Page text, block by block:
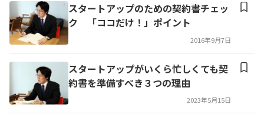
スタートアップのための契約書チェッ
ク 「ココだけ！」ポイント
2016年9月7日
スタートアップがいくら忙しくても契
約書を準備すべき３つの理由
2023年5月15日